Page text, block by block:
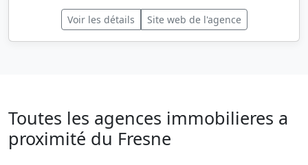
Voir les détails Site web de l'agence
Toutes les agences immobilieres a
proximité du Fresne